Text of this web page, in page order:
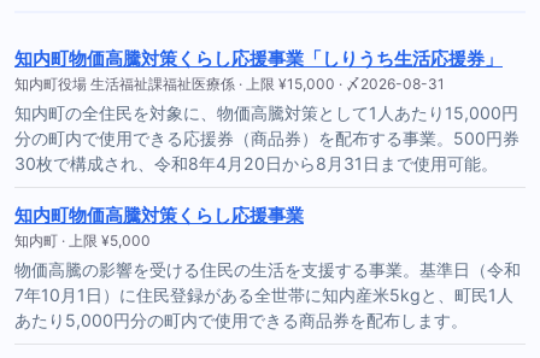
知内町物価高騰対策くらし応援事業「しりうち生活応援券」
知内町役場 生活福祉課福祉医療係 · 上限 ¥15,000 · 〆2026-08-31
知内町の全住民を対象に、物価高騰対策として1人あたり15,000円
分の町内で使用できる応援券（商品券）を配布する事業。500円券
30枚で構成され、令和8年4月20日から8月31日まで使用可能。
知内町物価高騰対策くらし応援事業
知内町 · 上限 ¥5,000
物価高騰の影響を受ける住民の生活を支援する事業。基準日（令和
7年10月1日）に住民登録がある全世帯に知内産米5kgと、町民1人
あたり5,000円分の町内で使用できる商品券を配布します。